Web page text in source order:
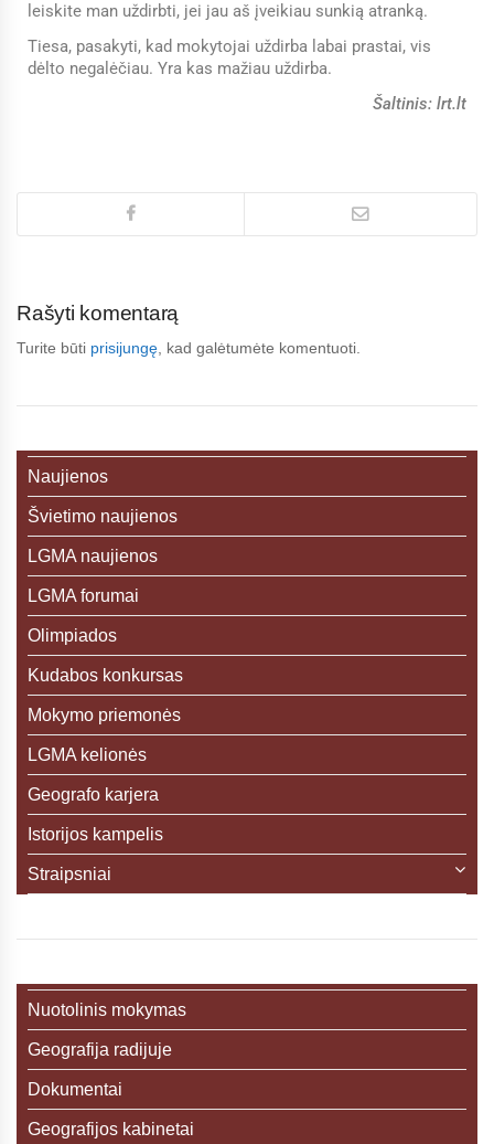
leiskite man uždirbti, jei jau aš įveikiau sunkią atranką.
Tiesa, pasakyti, kad mokytojai uždirba labai prastai, vis
dėlto negalėčiau. Yra kas mažiau uždirba.
Šaltinis: lrt.lt
Rašyti komentarą
Turite būti prisijungę , kad galėtumėte komentuoti.
Naujienos
Švietimo naujienos
LGMA naujienos
LGMA forumai
Olimpiados
Kudabos konkursas
Mokymo priemonės
LGMA kelionės
Geografo karjera
Istorijos kampelis
Straipsniai
Nuotolinis mokymas
Geografija radijuje
Dokumentai
Geografijos kabinetai